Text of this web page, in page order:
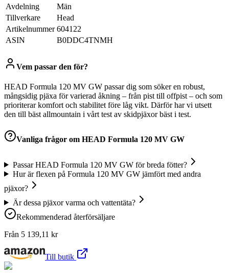
Avdelning
‎Män
Tillverkare
‎Head
Artikelnummer ‎604122
ASIN
‎B0DDC4TNMH
Vem passar den för?
HEAD Formula 120 MV GW passar dig som söker en robust,
mångsidig pjäxa för varierad åkning – från pist till offpist – och som
prioriterar komfort och stabilitet före låg vikt. Därför har vi utsett
den till bäst allmountain i vårt test av skidpjäxor bäst i test.
Vanliga frågor om HEAD Formula 120 MV GW
Passar HEAD Formula 120 MV GW för breda fötter?
Hur är flexen på Formula 120 MV GW jämfört med andra
pjäxor?
Är dessa pjäxor varma och vattentäta?
Rekommenderad återförsäljare
Från 5 139,11 kr
Till butik